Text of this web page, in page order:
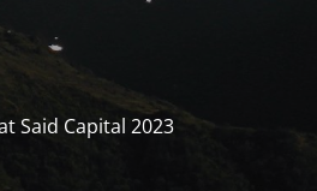
Said Capital 2023